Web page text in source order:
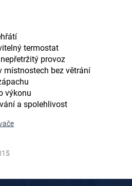
termostat
provoz
místnostech bez větrání
výkonu
a spolehlivost